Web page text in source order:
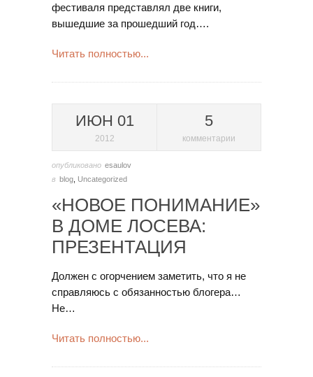
фестиваля представлял две книги,
вышедшие за прошедший год….
Читать полностью...
ИЮН 01
2012
5
комментарии
опубликовано esaulov
в blog Uncategorized
«НОВОЕ ПОНИМАНИЕ»
В ДОМЕ ЛОСЕВА:
ПРЕЗЕНТАЦИЯ
Должен c огорчением заметить, что я не
справляюсь с обязанностью блогера…
Не…
Читать полностью...